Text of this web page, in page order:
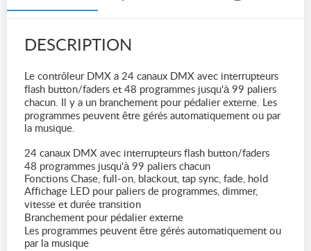
DESCRIPTION
Le contrôleur DMX a 24 canaux DMX avec interrupteurs
flash button/faders et 48 programmes jusqu'à 99 paliers
chacun. Il y a un branchement pour pédalier externe. Les
programmes peuvent être gérés automatiquement ou par
la musique.
24 canaux DMX avec interrupteurs flash button/faders
48 programmes jusqu'à 99 paliers chacun
Fonctions Chase, full-on, blackout, tap sync, fade, hold
Affichage LED pour paliers de programmes, dimmer,
vitesse et durée transition
Branchement pour pédalier externe
Les programmes peuvent être gérés automatiquement ou
par la musique